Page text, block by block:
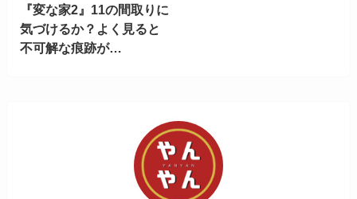
『変な家2』11の間取りに
気づけるか？よく見ると
不可解な痕跡が…